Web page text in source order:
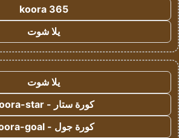
koora 365
يلا شوت
يلا شوت
كورة ستار - koora-star
كورة جول - koora-goal